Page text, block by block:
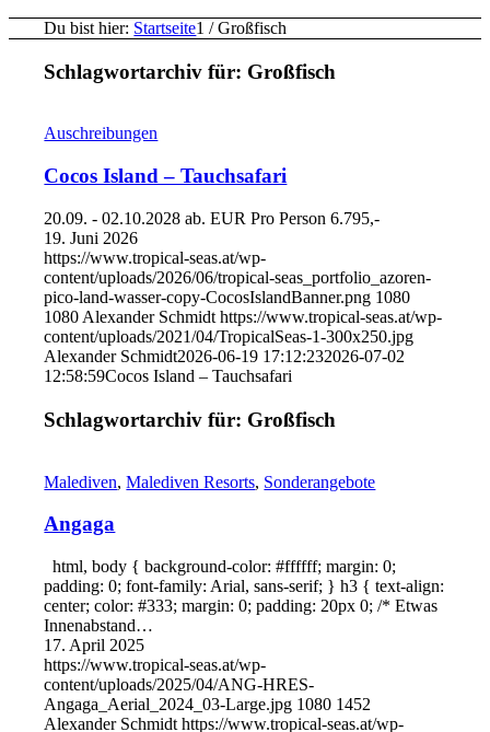
Du bist hier: Startseite1 / Großfisch
Schlagwortarchiv für: Großfisch
Auschreibungen
Cocos Island – Tauchsafari
20.09. - 02.10.2028 ab. EUR Pro Person 6.795,-
19. Juni 2026
https://www.tropical-seas.at/wp-
content/uploads/2026/06/tropical-seas_portfolio_azoren-
pico-land-wasser-copy-CocosIslandBanner.png 1080
1080 Alexander Schmidt https://www.tropical-seas.at/wp-
content/uploads/2021/04/TropicalSeas-1-300x250.jpg
Alexander Schmidt2026-06-19 17:12:232026-07-02
12:58:59Cocos Island – Tauchsafari
Schlagwortarchiv für: Großfisch
Malediven,Malediven Resorts, Sonderangebote
Angaga
html, body { background-color: #ffffff; margin: 0;
padding: 0; font-family: Arial, sans-serif; } h3 { text-align:
center; color: #333; margin: 0; padding: 20px 0; /* Etwas
Innenabstand…
17. April 2025
https://www.tropical-seas.at/wp-
content/uploads/2025/04/ANG-HRES-
Angaga_Aerial_2024_03-Large.jpg 1080 1452
Alexander Schmidt https://www.tropical-seas.at/wp-